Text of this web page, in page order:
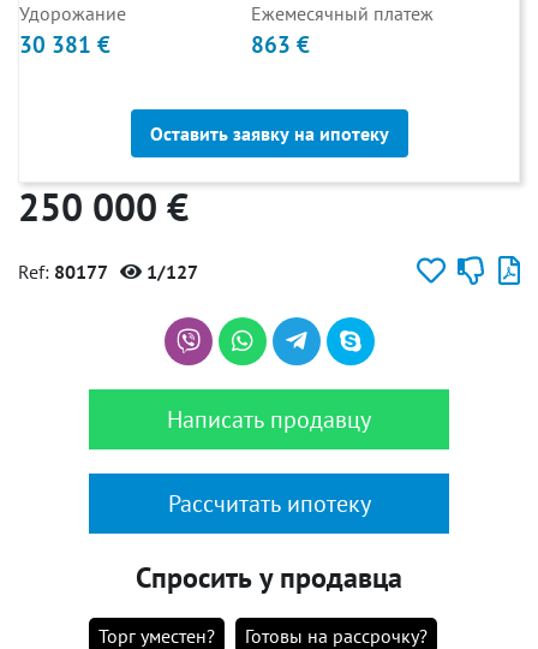
Удорожание
30 381 €
Ежемесячный платеж
863 €
Оставить заявку на ипотеку
250 000 €
Ref: 80177 1/127
Написать продавцу
Рассчитать ипотеку
Спросить у продавца
Торг уместен?
Готовы на рассрочку?